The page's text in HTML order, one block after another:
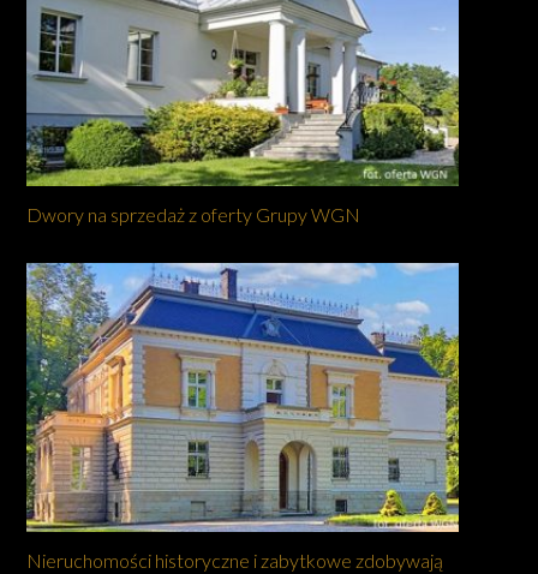
Dwory na sprzedaż z oferty Grupy WGN
Nieruchomości historyczne i zabytkowe zdobywają